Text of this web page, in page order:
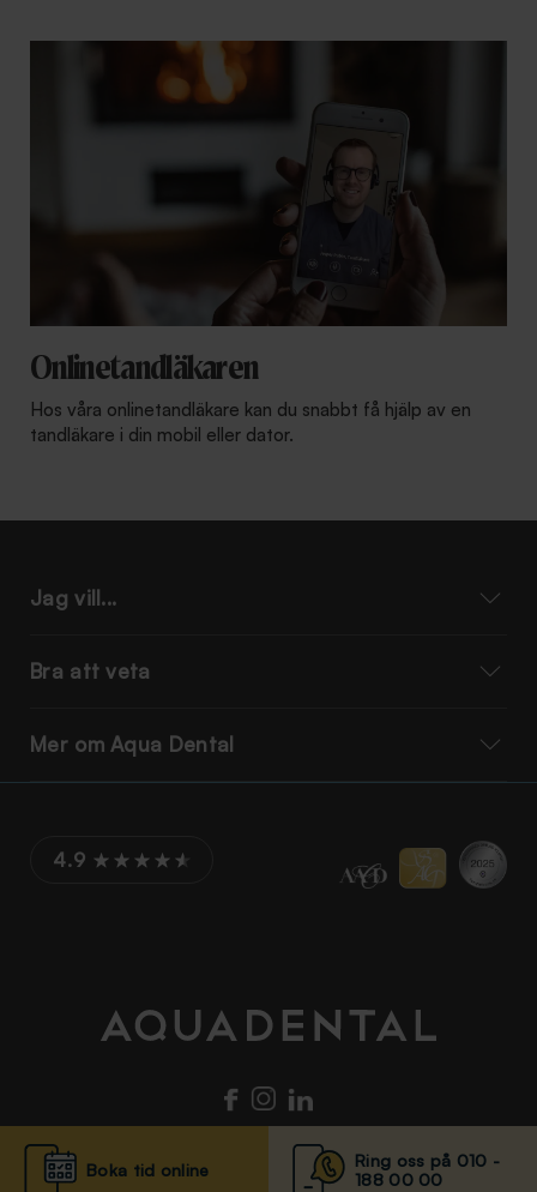
Onlinetandläkaren
Hos våra onlinetandläkare kan du snabbt få hjälp av en
tandläkare i din mobil eller dator.
Boka tid online
Ring oss på 010 -
188 00 00
Jag vill...
Bra att veta
Mer om Aqua Dental
4.9
© Aqua Dental 2025 Integritetsmeddelande